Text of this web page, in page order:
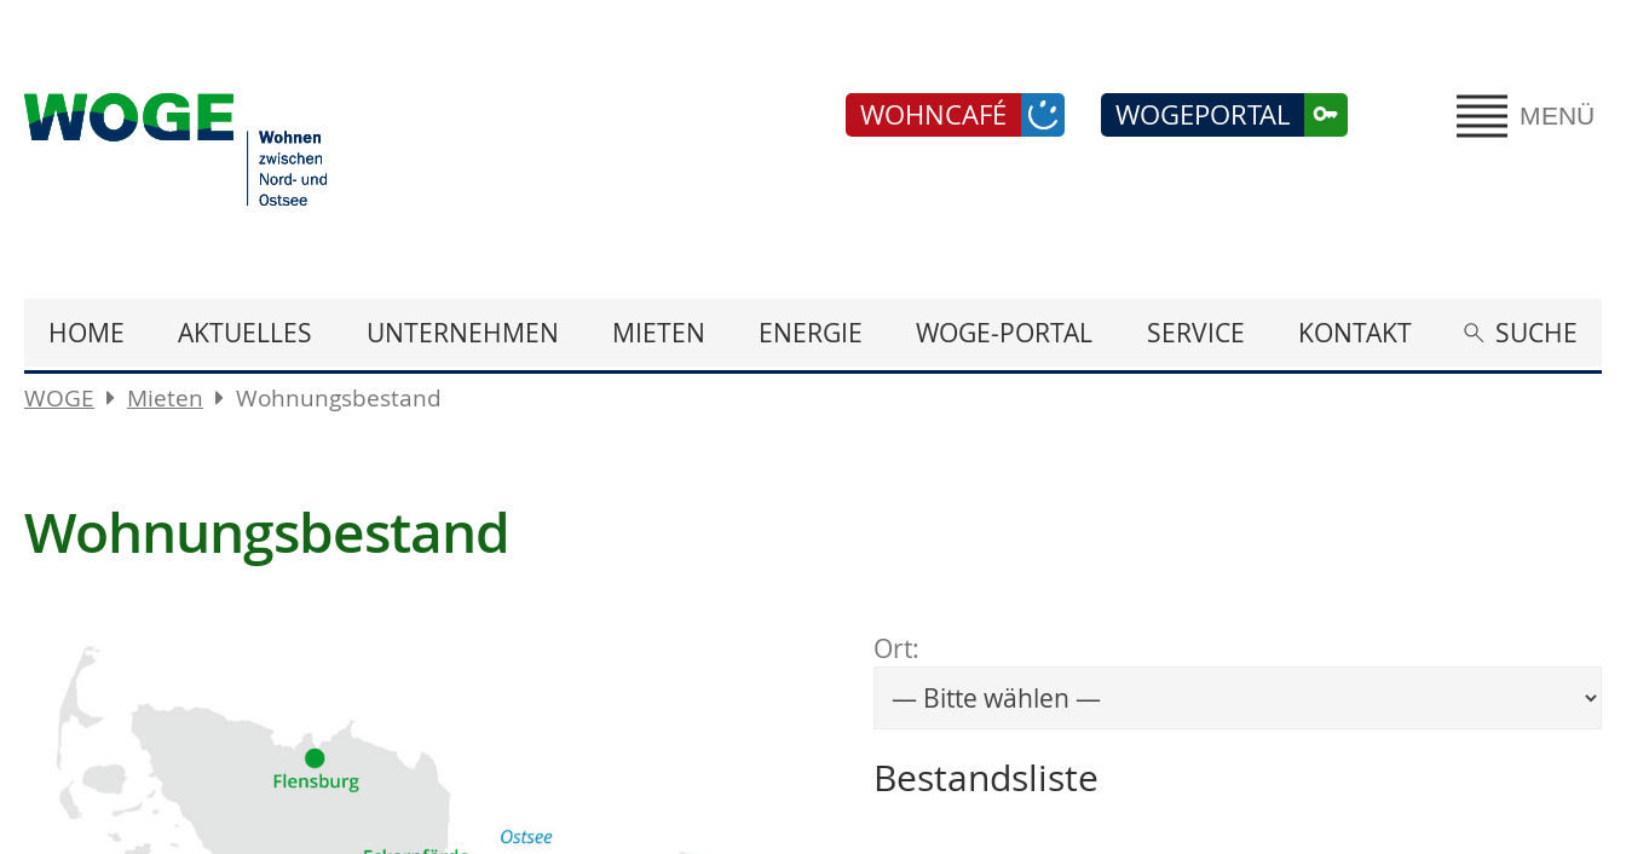
MENÜ
WOGEPORTAL
WOHNCAFÉ
HOME AKTUELLES UNTERNEHMEN MIETEN ENERGIE WOGE-PORTAL SERVICE KONTAKT SUCHE
WOGE Mieten Wohnungsbestand
Wohnungsbestand
Ort:
Wählen Sie einen Ort, um zur entsprechenden Seite zu
Bestandsliste